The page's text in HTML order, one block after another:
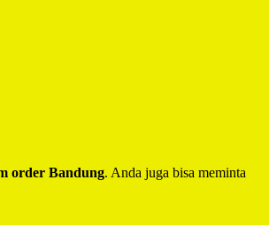
order Bandung. Anda juga bisa meminta